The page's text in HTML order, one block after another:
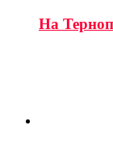
На